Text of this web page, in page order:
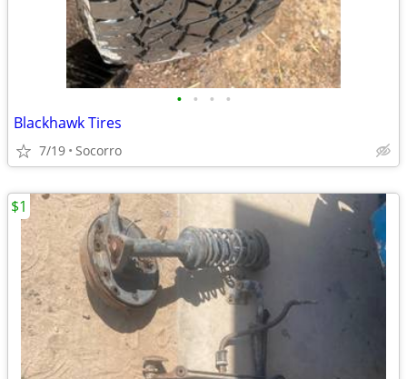
• • • •
Blackhawk Tires
7/19 Socorro
$1